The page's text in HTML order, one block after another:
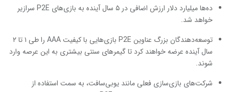
ده‌ها میلیارد دلار ارزش اضافی در ۵ سال آینده به بازی‌های P2E سرازیر
خواهد شد.
توسعه‌دهندگان بزرگ عناوین P2E بازی‌هایی با کیفیت AAA را طی ۱ تا ۲
سال آینده عرضه خواهند کرد تا گیمرهای سنتی بیشتری به این عرصه وارد
شوند.
شرکت‌های بازی‌سازی فعلی مانند یوبی‌سافت، به سمت استفاده از